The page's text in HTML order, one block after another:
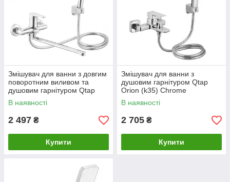
Змішувач для ванни з довгим
поворотним виливом та
душовим гарнітуром Qtap
Astra (k35) Chrome
QTAST260CRM49716
В наявності
2 497 ₴
Купити
Змішувач для ванни з
душовим гарнітуром Qtap
Orion (k35) Chrome
QTORI259CRM49709
В наявності
2 705 ₴
Купити